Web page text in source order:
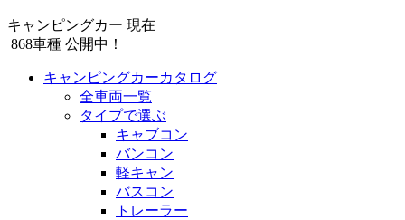
キャンピングカー 現在
868車種 公開中！
キャンピングカーカタログ
全車両一覧
タイプで選ぶ
キャブコン
バンコン
軽キャン
バスコン
トレーラー